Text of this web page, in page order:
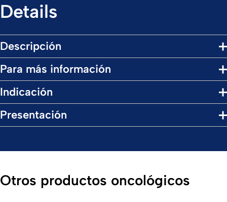
Details
Descripción
Para más información
Indicación
Presentación
Otros productos oncológicos